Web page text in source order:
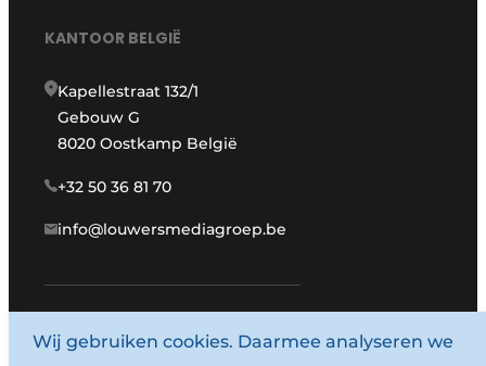
KANTOOR BELGIË
Kapellestraat 132/1
Gebouw G
8020 Oostkamp België
+32 50 36 81 70
info@louwersmediagroep.be
www.louwersmediagroep.com
Wij gebruiken cookies. Daarmee analyseren we